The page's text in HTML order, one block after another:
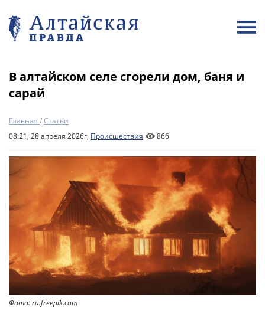
В алтайском селе сгорели дом, баня и
сарай
Главная /Статьи
08:21, 28 апреля 2026г, Происшествия 866
Фото: ru.freepik.com